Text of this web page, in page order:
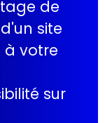
de
site
votre
sur